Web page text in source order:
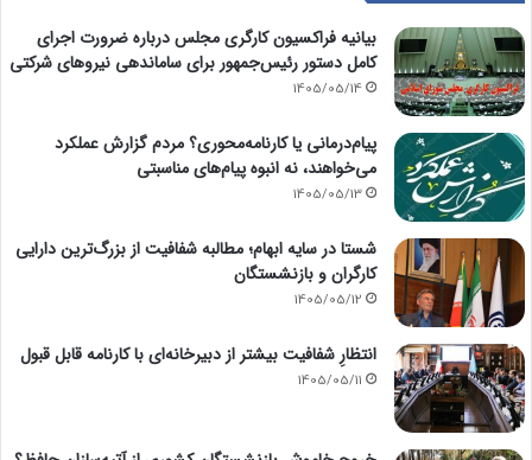
بیانیه فراکسیون کارگری مجلس درباره ضرورت اجرای
کامل دستور رئیس‌جمهور برای ساماندهی نیروهای شرکتی
1405/05/14
پیام‌درمانی یا کارنامه‌محوری؟ مردم گزارش عملکرد
می‌خواهند، نه انبوه پیام‌های مناسبتی
1405/05/13
شستا در سایه ابهام؛ مطالبه شفافیت از بزرگ‌ترین دارایی
کارگران و بازنشستگان
1405/05/12
انتظارِ شفافیت بیشتر از دبیرخانه‌ای با کارنامه قابل قبول
1405/05/11